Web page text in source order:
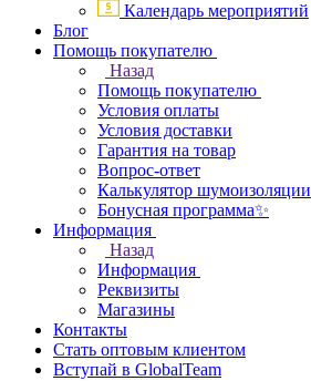
Календарь мероприятий
Блог
Помощь покупателю
Назад
Помощь покупателю
Условия оплаты
Условия доставки
Гарантия на товар
Вопрос-ответ
Калькулятор шумоизоляции
Бонусная программа✨
Информация
Назад
Информация
Реквизиты
Магазины
Контакты
Стать оптовым клиентом
Вступай в GlobalTeam